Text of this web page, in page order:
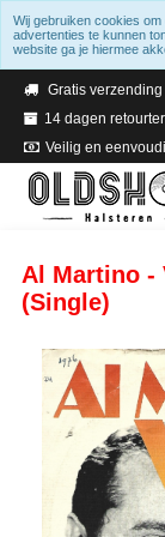
Verzending
Gratis
14 dagen
Veilig en
Al Martino -
(Single)
Wij gebruiken cookies
advertenties te kunnen
website ga je hiermee